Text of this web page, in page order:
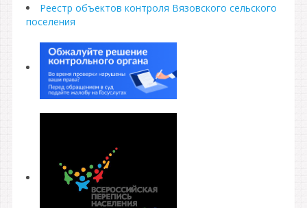
Реестр объектов контроля Вязовского сельского
поселения